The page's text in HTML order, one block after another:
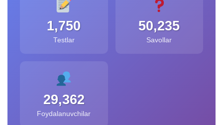
1,750
Testlar
50,235
Savollar
29,362
Foydalanuvchilar